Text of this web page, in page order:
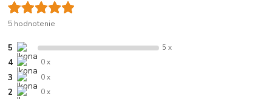
5 hodnotenie
5 5 x
4 0 x
3 0 x
2 0 x